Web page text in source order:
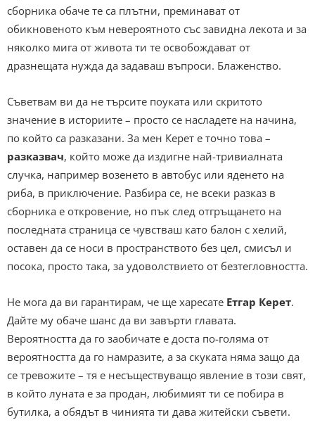
сборника обаче те са плътни, преминават от
обикновеното към невероятното със завидна лекота и за
няколко мига от живота ти те освобождават от
дразнещата нужда да задаваш въпроси. Блаженство.
Съветвам ви да не търсите поуката или скритото
значение в историите – просто се насладете на начина,
по който са разказани. За мен Керет е точно това –
разказвач, който може да издигне най-тривиалната
случка, например возенето в автобус или яденето на
риба, в приключение. Разбира се, не всеки разказ в
сборника е откровение, но пък след отгръщането на
последната страница се чувстваш като балон с хелий,
оставен да се носи в пространството без цел, смисъл и
посока, просто така, за удоволствието от безтегловността.
Не мога да ви гарантирам, че ще харесате Етгар Керет.
Дайте му обаче шанс да ви завърти главата.
Вероятността да го заобичате е доста по-голяма от
вероятността да го намразите, а за скуката няма защо да
се тревожите – тя е несъществуващо явление в този свят,
в който луната е за продан, любимият ти се побира в
бутилка, а обядът в чинията ти дава житейски съвети.